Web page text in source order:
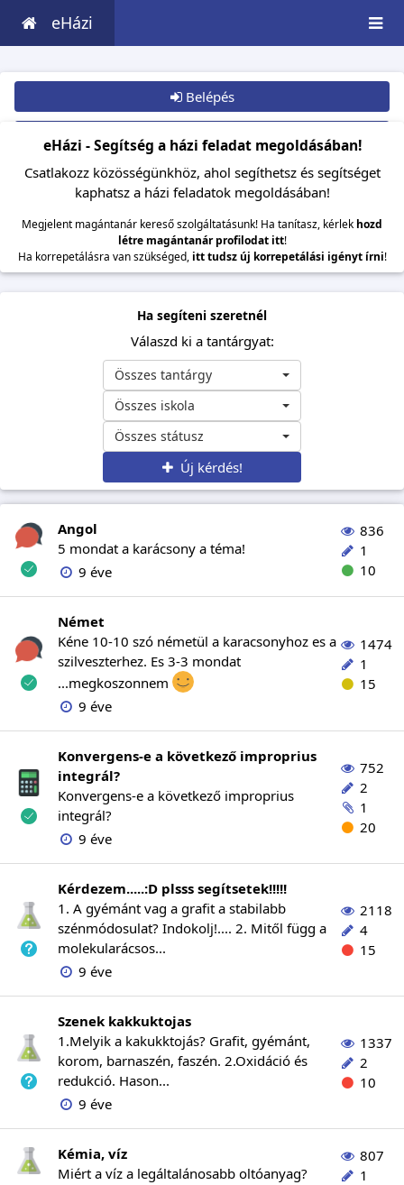
eHázi
Belépés
Csatlakozom
eHázi - Segítség a házi feladat megoldásában!
Csatlakozz közösségünkhöz, ahol segíthetsz és segítséget
kaphatsz a házi feladatok megoldásában!
Megjelent magántanár kereső szolgáltatásunk! Ha tanítasz, kérlek hozd
létre magántanár profilodat itt!
Ha korrepetálásra van szükséged, itt tudsz új korrepetálási igényt írni!
Ha segíteni szeretnél
Válaszd ki a tantárgyat:
Összes tantárgy
Összes iskola
Összes státusz
Új kérdés!
Angol
5 mondat a karácsony a téma!
9 éve
836
1
10
Német
Kéne 10-10 szó németül a karacsonyhoz es a
szilveszterhez. Es 3-3 mondat
...megkoszonnem
9 éve
1474
1
15
Konvergens-e a következő improprius
integrál?
Konvergens-e a következő improprius
integrál?
9 éve
752
2
1
20
Kérdezem.....:D plsss segítsetek!!!!!
1. A gyémánt vag a grafit a stabilabb
szénmódosulat? Indokolj!.... 2. Mitől függ a
molekularácsos...
9 éve
2118
4
15
Szenek kakkuktojas
1.Melyik a kakukktojás? Grafit, gyémánt,
korom, barnaszén, faszén. 2.Oxidáció és
redukció. Hason...
9 éve
1337
2
10
Kémia, víz
Miért a víz a legáltalánosabb oltóanyag?
807
1